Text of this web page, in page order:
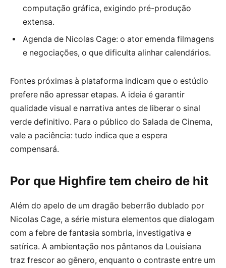
computação gráfica, exigindo pré-produção
extensa.
Agenda de Nicolas Cage: o ator emenda filmagens
e negociações, o que dificulta alinhar calendários.
Fontes próximas à plataforma indicam que o estúdio
prefere não apressar etapas. A ideia é garantir
qualidade visual e narrativa antes de liberar o sinal
verde definitivo. Para o público do Salada de Cinema,
vale a paciência: tudo indica que a espera
compensará.
Por que Highfire tem cheiro de hit
Além do apelo de um dragão beberrão dublado por
Nicolas Cage, a série mistura elementos que dialogam
com a febre de fantasia sombria, investigativa e
satírica. A ambientação nos pântanos da Louisiana
traz frescor ao gênero, enquanto o contraste entre um